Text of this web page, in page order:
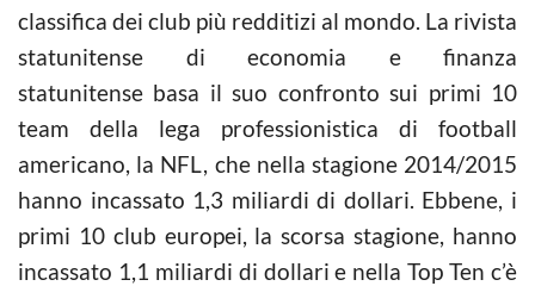
classifica dei club più redditizi al mondo. La rivista
statunitense di economia e finanza
statunitense basa il suo confronto sui primi 10
team della lega professionistica di football
americano, la NFL, che nella stagione 2014/2015
hanno incassato 1,3 miliardi di dollari. Ebbene, i
primi 10 club europei, la scorsa stagione, hanno
incassato 1,1 miliardi di dollari e nella Top Ten c’è